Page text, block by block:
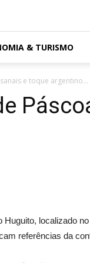
& TURISMO
e toque argentino...
localizado
referências da